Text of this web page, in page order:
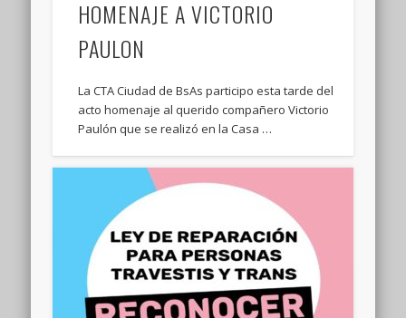
HOMENAJE A VICTORIO
PAULON
La CTA Ciudad de BsAs participo esta tarde del
acto homenaje al querido compañero Victorio
Paulón que se realizó en la Casa …